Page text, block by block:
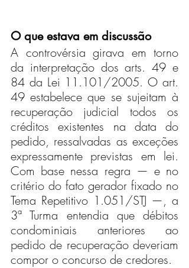
O que estava em discussão
A controvérsia girava em torno
da interpretação dos arts. 49 e
84 da Lei 11.101/2005. O art.
49 estabelece que se sujeitam à
recuperação judicial todos os
créditos existentes na data do
pedido, ressalvadas as exceções
expressamente previstas em lei.
Com base nessa regra — e no
critério do fato gerador fixado no
Tema Repetitivo 1.051/STJ —, a
3ª Turma entendia que débitos
condominiais anteriores ao
pedido de recuperação deveriam
compor o concurso de credores.